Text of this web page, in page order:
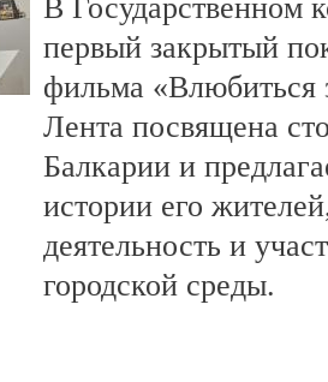
В Государственном
первый закрытый
фильма «Влюбиться
Лента посвящена
Балкарии и
истории его
деятельность и
городской среды.